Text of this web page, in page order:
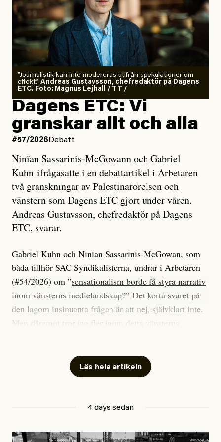
”Journalistik kan inte modereras utifrån spekulationer om
effekt.” Andreas Gustavsson, chefredaktör på Dagens
ETC. Foto: Magnus Lejhall / TT /
Dagens ETC: Vi
granskar allt och alla
#57/2026 Debatt
Ninïan Sassarinis-McGowann och Gabriel
Kuhn ifrågasatte i en debattartikel i Arbetaren
två granskningar av Palestinarörelsen och
vänstern som Dagens ETC gjort under våren.
Andreas Gustavsson, chefredaktör på Dagens
ETC, svarar.
Gabriel Kuhn och Ninïan Sassarinis-McGowan, som
båda tillhör SAC Syndikalisterna, undrar i Arbetaren
(#54/2026) om ”sensationalism borde få styra narrativ
inom vänsterns medielandskap?” Det korta svaret på
den lagom insinuanta frågan är att nej, självklart inte.
Men däremot tror jag fler inom detta vänsterns
journalistik som vänder sig till många snarare än att
jaga inbördes beundran. Det har i alla fall fungerat för
McGowan riktar sin kritik mot.
Läs hela artikeln
4 days sedan